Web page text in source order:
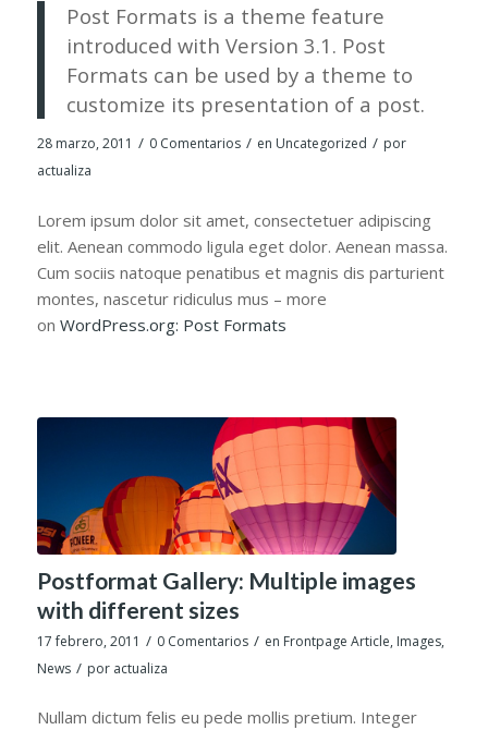
Post Formats is a theme feature
introduced with Version 3.1. Post
Formats can be used by a theme to
customize its presentation of a post.
28 marzo, 2011 / 0 Comentarios / en Uncategorized / por
actualiza
Lorem ipsum dolor sit amet, consectetuer adipiscing
elit. Aenean commodo ligula eget dolor. Aenean massa.
Cum sociis natoque penatibus et magnis dis parturient
montes, nascetur ridiculus mus – more
on WordPress.org: Post Formats
Postformat Gallery: Multiple images
with different sizes
17 febrero, 2011 / 0 Comentarios / en Frontpage Article, Images,
News / por actualiza
Nullam dictum felis eu pede mollis pretium. Integer